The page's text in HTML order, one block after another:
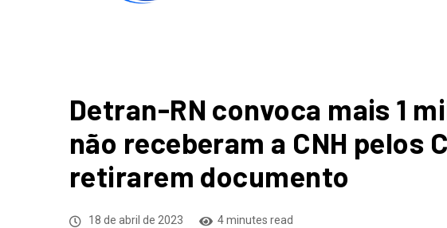
Detran-RN convoca mais 1
não receberam a CNH pelos
retirarem documento
18 de abril de 2023 4 minutes read